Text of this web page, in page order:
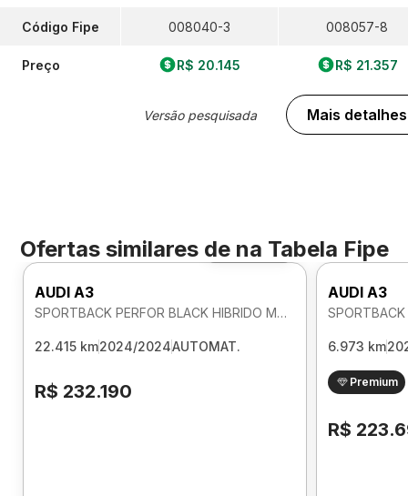
Código Fipe
Preço
008040-3
R$ 20.145
Versão pesquisada
008057-8
R$ 21.357
Mais detalhes
Ofertas similares de na Tabela Fipe
Foto 360º
AUDI A3
SPORTBACK PERFOR BLACK HIBRIDO MHEV 2.0 AUTOMATICO
22.415 km2024/2024AUTOMAT.
R$ 232.190
AUDI A3
6.973 km
Premium
R$